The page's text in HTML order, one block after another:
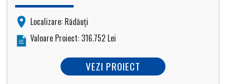
Localizare: Rădăuți
Valoare Proiect: 316.752 Lei
VEZI PROIECT